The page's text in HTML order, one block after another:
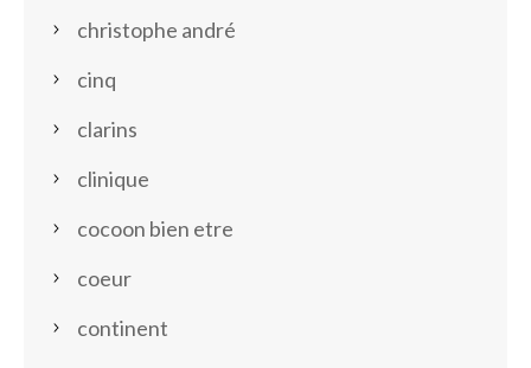
christophe andré
cinq
clarins
clinique
cocoon bien etre
coeur
continent